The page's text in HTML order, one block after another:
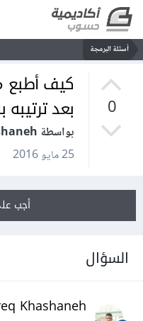
أسئلة البرمجة
0
كيف أطبع
بعد
بواسطة Tareq Khashaneh
25 مايو 2016
أجب
السؤال
Khashaneh